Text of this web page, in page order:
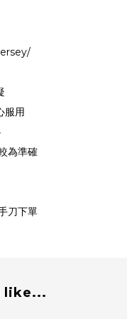
服用
為準確
刀下單
like...